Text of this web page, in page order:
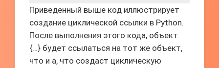
Приведенный выше код иллюстрирует
создание циклической ссылки в Python.
После выполнения этого кода, объект
{…} будет ссылаться на тот же объект,
что и a, что создаст циклическую